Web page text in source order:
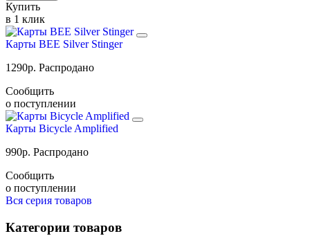
Купить
в 1 клик
Карты BEE Silver Stinger
1290р. Распродано
Сообщить
о поступлении
Карты Bicycle Amplified
990р. Распродано
Сообщить
о поступлении
Вся серия товаров
Категории товаров